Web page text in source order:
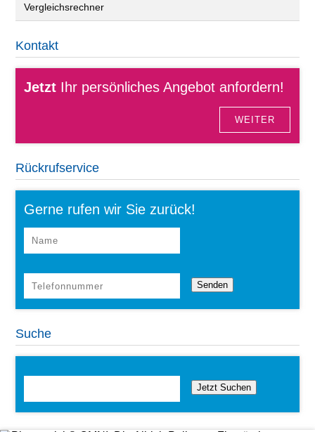
Vergleichsrechner
Kontakt
Jetzt Ihr persönliches Angebot anfordern!
WEITER
Rückrufservice
Gerne rufen wir Sie zurück!
Suche
Jetzt Suchen